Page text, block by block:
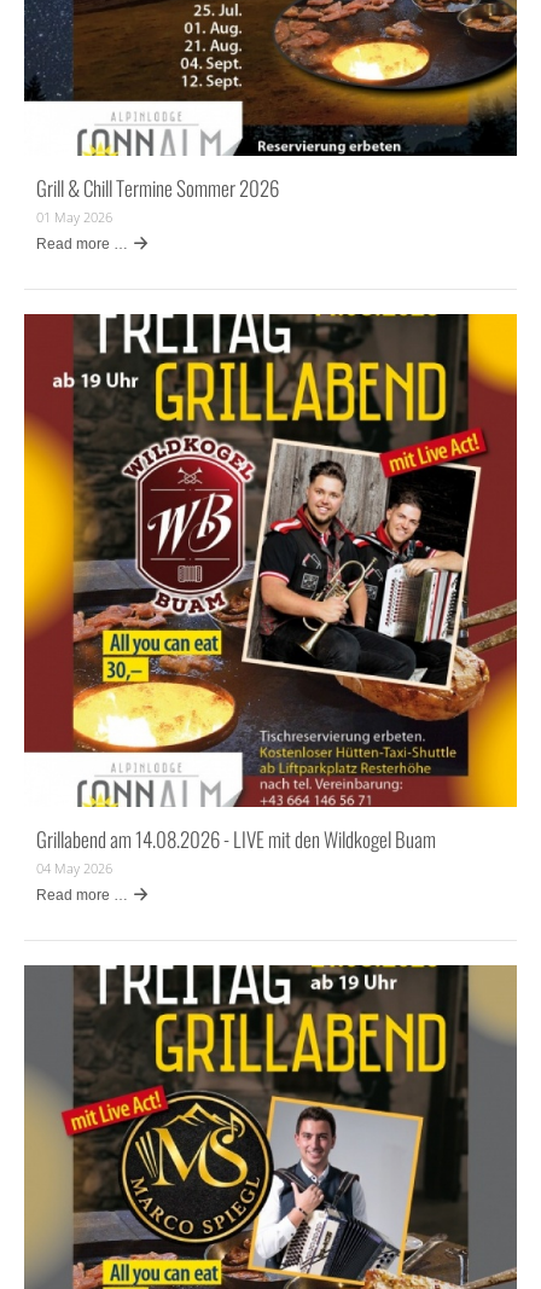
Grill & Chill Termine Sommer 2026
01 May 2026
Read more …
Grillabend am 14.08.2026 - LIVE mit den Wildkogel Buam
04 May 2026
Read more …